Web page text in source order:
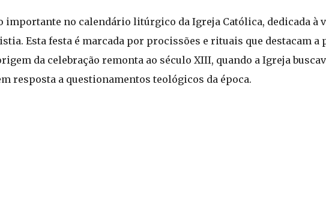
importante no calendário litúrgico da Igreja Católica, dedicada à
Esta festa é marcada por procissões e rituais que destacam a
da celebração remonta ao século XIII, quando a Igreja
resposta a questionamentos teológicos da época.